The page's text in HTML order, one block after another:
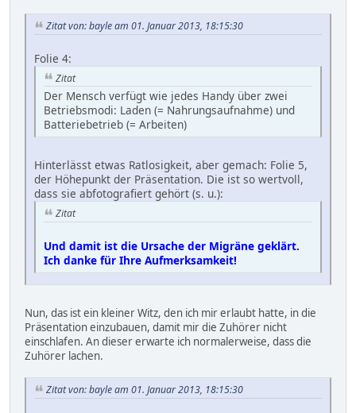
Zitat von: bayle am 01. Januar 2013, 18:15:30
Folie 4:
Zitat
Der Mensch verfügt wie jedes Handy über zwei
Betriebsmodi: Laden (= Nahrungsaufnahme) und
Batteriebetrieb (= Arbeiten)
Hinterlässt etwas Ratlosigkeit, aber gemach: Folie 5,
der Höhepunkt der Präsentation. Die ist so wertvoll,
dass sie abfotografiert gehört (s. u.):
Zitat
Und damit ist die Ursache der Migräne geklärt.
Ich danke für Ihre Aufmerksamkeit!
Nun, das ist ein kleiner Witz, den ich mir erlaubt hatte, in die
Präsentation einzubauen, damit mir die Zuhörer nicht
einschlafen. An dieser erwarte ich normalerweise, dass die
Zuhörer lachen.
Zitat von: bayle am 01. Januar 2013, 18:15:30